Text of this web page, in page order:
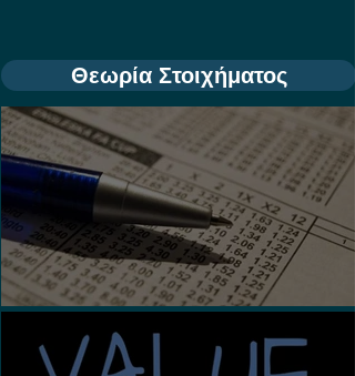
Θεωρία Στοιχήματος